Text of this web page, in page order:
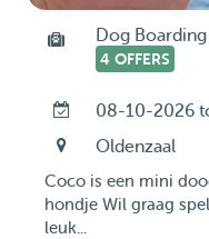
Dog
4 OFFERS
08-10-2026
Oldenzaal
Coco is een mini
hondje Wil graag
leuk...